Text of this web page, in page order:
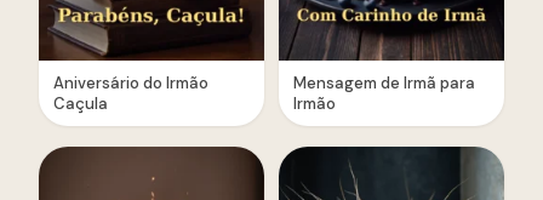
Aniversário do Irmão
Caçula
Mensagem de Irmã para
Irmão